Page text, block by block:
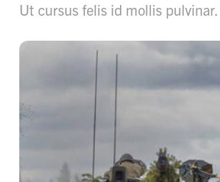
Ut cursus felis id mollis pulvinar.